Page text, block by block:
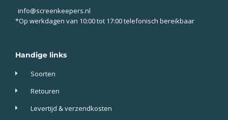
info@screenkeepers.nl
*Op werkdagen van 10:00 tot 17:00 telefonisch bereikbaar
Handige links
Soorten
Retouren
Levertijd & verzendkosten